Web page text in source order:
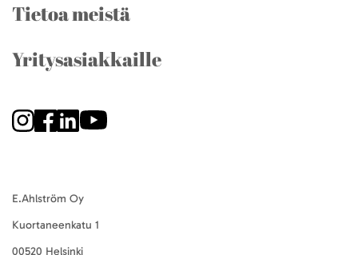
Tietoa meistä
Yritysasiakkaille
E.Ahlström Oy
Kuortaneenkatu 1
00520 Helsinki